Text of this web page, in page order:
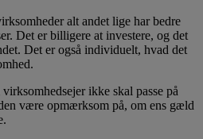
alt andet lige har bedre
Det er billigere at investere, og det
Det er også individuelt, hvad det
ikke skal passe på
være opmærksom på, om ens gæld